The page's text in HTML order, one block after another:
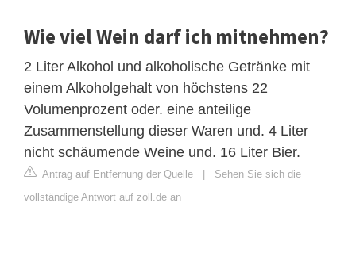
Wie viel Wein darf ich mitnehmen?
2 Liter Alkohol und alkoholische Getränke mit
einem Alkoholgehalt von höchstens 22
Volumenprozent oder. eine anteilige
Zusammenstellung dieser Waren und. 4 Liter
nicht schäumende Weine und. 16 Liter Bier.
Antrag auf Entfernung der Quelle | Sehen Sie sich die
vollständige Antwort auf zoll.de an